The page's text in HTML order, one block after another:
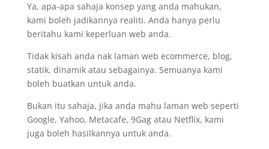
Ya, apa-apa sahaja konsep yang anda mahukan,
kami boleh jadikannya realiti. Anda hanya perlu
beritahu kami keperluan web anda.
Tidak kisah anda nak laman web ecommerce, blog,
statik, dinamik atau sebagainya. Semuanya kami
boleh buatkan untuk anda.
Bukan itu sahaja, jika anda mahu laman web seperti
Google, Yahoo, Metacafe, 9Gag atau Netflix, kami
juga boleh hasilkannya untuk anda.